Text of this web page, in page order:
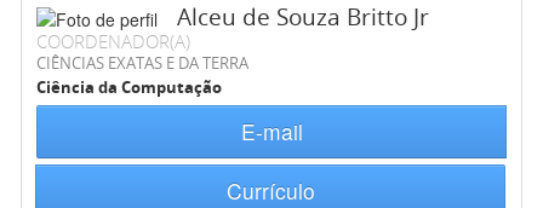
Alceu de Souza Britto Jr
COORDENADOR(A)
CIÊNCIAS EXATAS E DA TERRA
Ciência da Computação
E-mail
Currículo